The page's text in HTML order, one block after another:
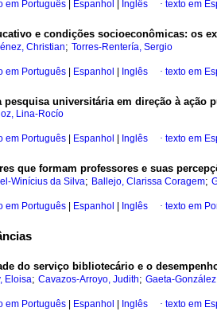
em Português Espanhol Inglês · texto em
e condições socioeconômicas: os
Christian; Torres-Rentería, Sergio
em Português Espanhol Inglês · texto em
pesquisa universitária em direção à ação
Lina-Rocío
em Português Espanhol Inglês · texto em
que formam professores e suas
Winícius da Silva; Ballejo, Clarissa Coragem;
em Português Espanhol Inglês · texto em
do serviço bibliotecário e o
Eloisa; Cavazos-Arroyo, Judith; Gaeta-
em Português Espanhol Inglês · texto em